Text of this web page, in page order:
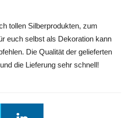
tollen Silberprodukten, zum
euch selbst als Dekoration kann
Die Qualität der gelieferten
die Lieferung sehr schnell!